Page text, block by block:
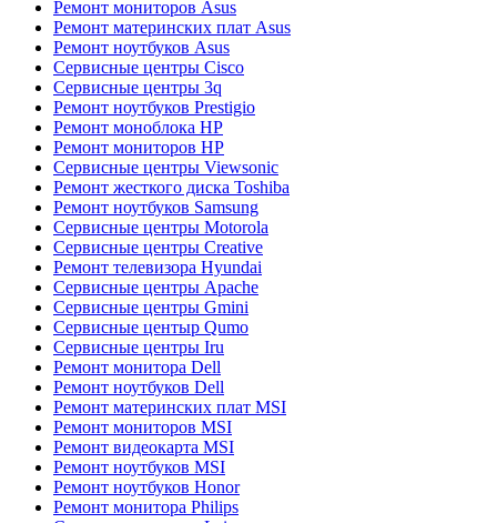
Ремонт мониторов Asus
Ремонт материнских плат Asus
Ремонт ноутбуков Asus
Сервисные центры Cisco
Сервисные центры 3q
Ремонт ноутбуков Prestigio
Ремонт моноблока HP
Ремонт мониторов HP
Сервисные центры Viewsonic
Ремонт жесткого диска Toshiba
Ремонт ноутбуков Samsung
Сервисные центры Motorola
Сервисные центры Creative
Ремонт телевизора Hyundai
Сервисные центры Apache
Сервисные центры Gmini
Сервисные центыр Qumo
Сервисные центры Iru
Ремонт монитора Dell
Ремонт ноутбуков Dell
Ремонт материнских плат MSI
Ремонт мониторов MSI
Ремонт видеокарта MSI
Ремонт ноутбуков MSI
Ремонт ноутбуков Honor
Ремонт монитора Philips